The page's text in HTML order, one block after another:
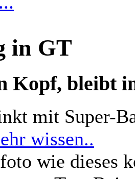
in GT
Kopf, bleibt
mit Super-
wissen..
wie dieses